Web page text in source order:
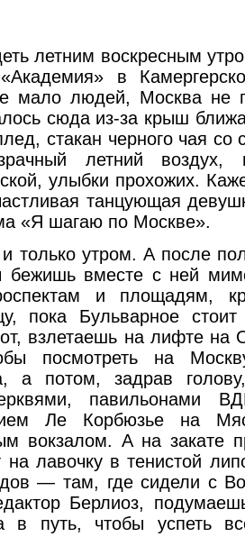
летним воскресным
в
мало людей, Москва не
сюда из-за крыш
стакан черного чая со
летний воздух,
улыбки прохожих.
танцующая
«Я шагаю по Москве».
только утром. А после
вместе с ней
и площадям,
пока Бульварное
взлетаешь на лифте на
посмотреть на
а потом, задрав
павильонами
Ле Корбюзье на
вокзалом. А на закате
на лавочку в тенистой
— там, где сидели с
Берлиоз,
в путь, чтобы успеть